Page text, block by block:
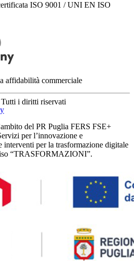
ISO 9001 / UNI EN ISO
affidabilità commerciale
i diritti riservati
del PR Puglia FERS FSE+
per l’innovazione e
interventi per la trasformazione digitale
“TRASFORMAZIONI”.